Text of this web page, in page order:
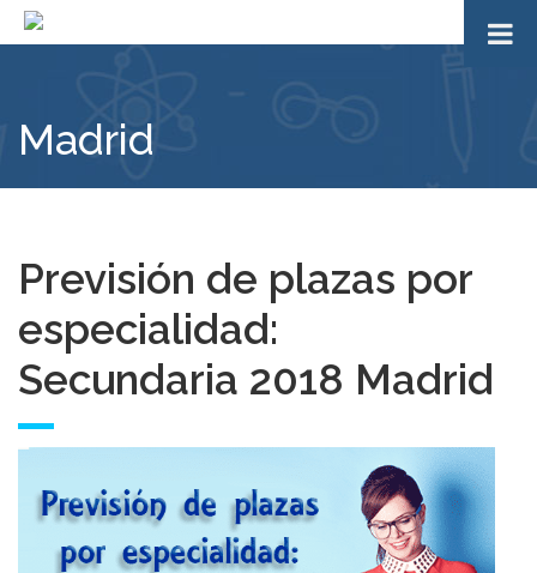
Madrid
Previsión de plazas por
especialidad:
Secundaria 2018 Madrid